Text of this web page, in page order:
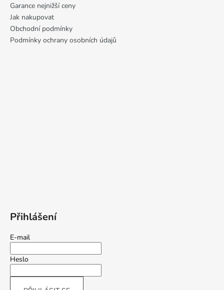
Garance nejnižší ceny
Jak nakupovat
Obchodní podmínky
Podmínky ochrany osobních údajů
Přihlášení
E-mail
Heslo